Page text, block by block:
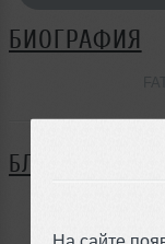
На сайте
БИОГРАФИЯ
БЛОГ